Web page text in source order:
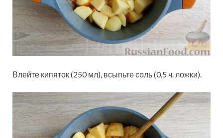
Влейте кипяток (250 мл), всыпьте соль (0,5 ч. ложки).